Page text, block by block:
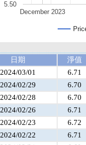
December 2023
5.50
日期
淨值
2024/03/01
6.71
2024/02/29
6.70
2024/02/28
6.70
2024/02/26
6.71
2024/02/23
6.72
2024/02/22
6.71